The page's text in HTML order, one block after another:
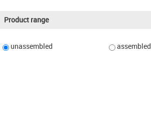
Product range
unassembled
assembled